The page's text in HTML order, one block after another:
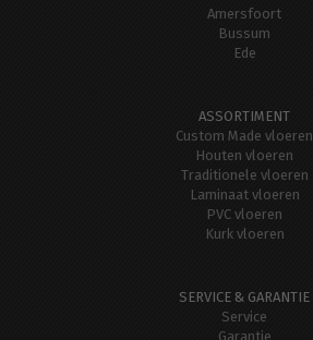
Amersfoort
Bussum
Ede
ASSORTIMENT
Custom Made vloeren
Houten vloeren
Traditionele vloeren
Laminaat vloeren
PVC vloeren
Kurk vloeren
SERVICE & GARANTIE
Service
Garantie